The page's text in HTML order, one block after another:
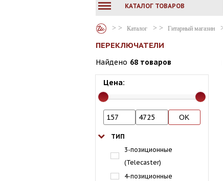
КАТАЛОГ ТОВАРОВ
Каталог Гитарный магазин
ПЕРЕКЛЮЧАТЕЛИ
Найдено 68 товаров
Цена:
ТИП
3-позиционные
(Telecaster)
4-позиционные